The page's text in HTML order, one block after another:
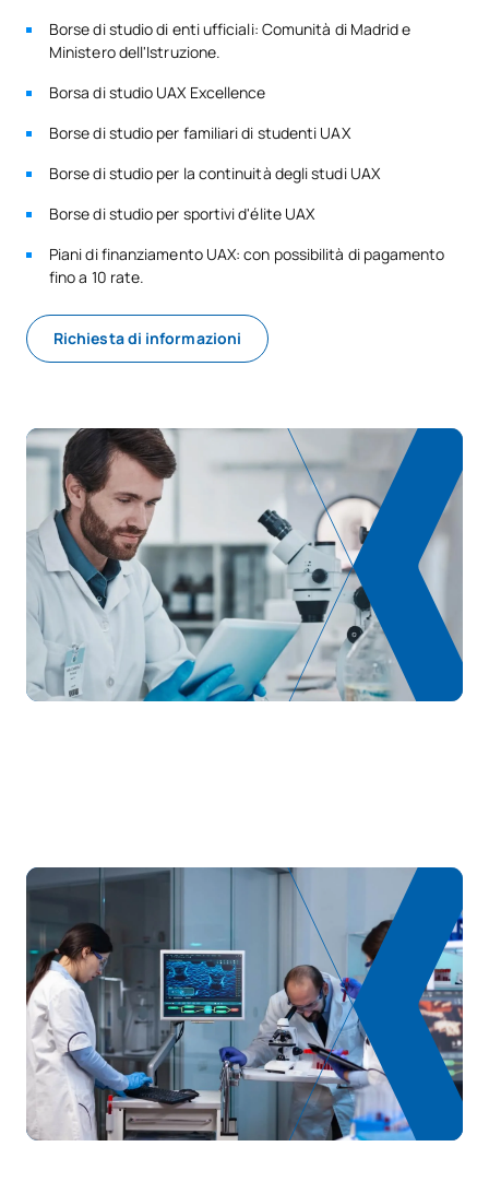
Borse di studio di enti ufficiali: Comunità di Madrid e
Ministero dell'Istruzione.
Borsa di studio UAX Excellence
Borse di studio per familiari di studenti UAX
Borse di studio per la continuità degli studi UAX
Borse di studio per sportivi d'élite UAX
Piani di finanziamento UAX: con possibilità di pagamento
fino a 10 rate.
Richiesta di informazioni